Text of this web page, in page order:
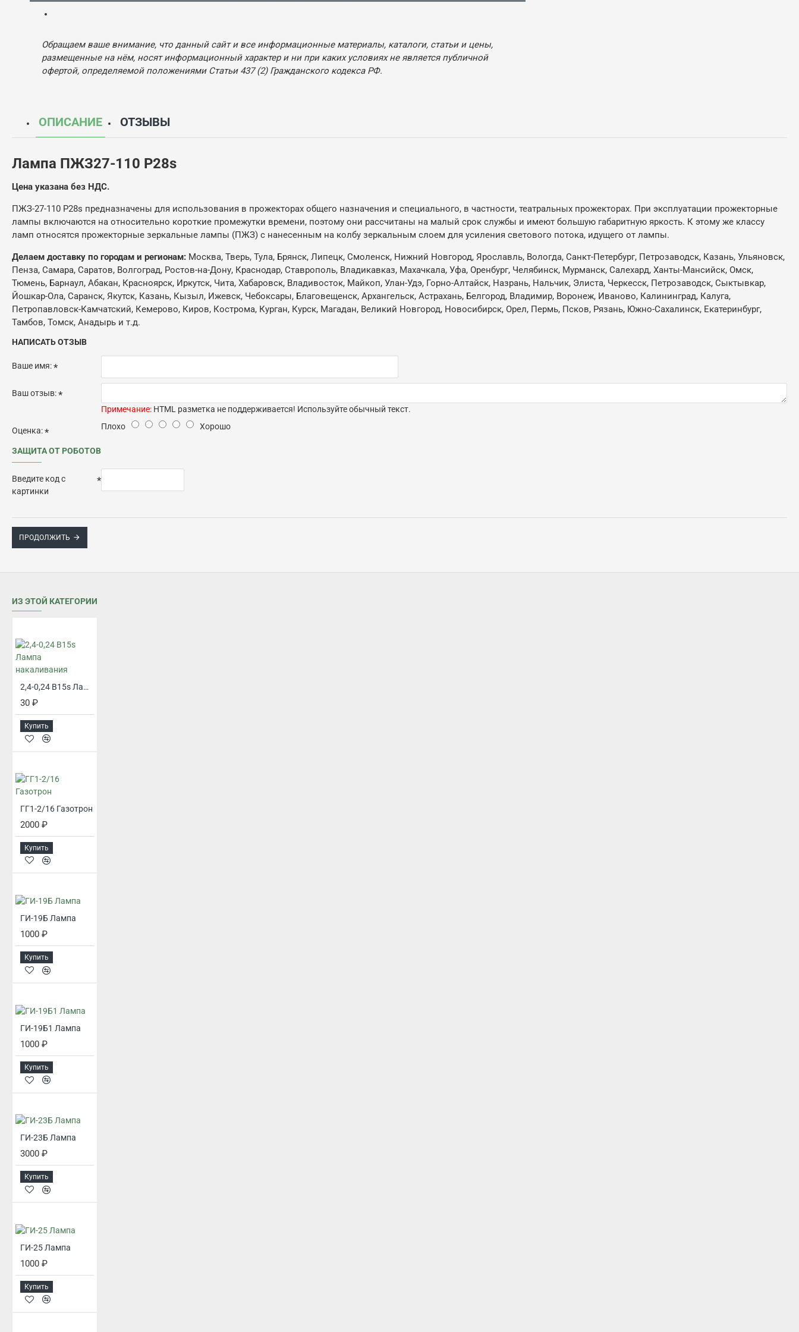
Обращаем ваше внимание, что данный сайт и все информационные материалы, каталоги, статьи и цены,
размещенные на нём, носят информационный характер и ни при каких условиях не является публичной
офертой, определяемой положениями Статьи 437 (2) Гражданского кодекса РФ.
ОПИСАНИЕ ОТЗЫВЫ
Лампа ПЖЗ27-110 P28s
Цена указана без НДС.
ПЖЗ-27-110 P28s предназначены для использования в прожекторах общего назначения и специального, в частности, театральных прожекторах. При эксплуатации прожекторные
лампы включаются на относительно короткие промежутки времени, поэтому они рассчитаны на малый срок службы и имеют большую габаритную яркость. К этому же классу
ламп относятся прожекторные зеркальные лампы (ПЖЗ) с нанесенным на колбу зеркальным слоем для усиления светового потока, идущего от лампы.
Делаем доставку по городам и регионам: Москва, Тверь, Тула, Брянск, Липецк, Смоленск, Нижний Новгород, Ярославль, Вологда, Санкт-Петербург, Петрозаводск, Казань, Ульяновск,
Пенза, Самара, Саратов, Волгоград, Ростов-на-Дону, Краснодар, Ставрополь, Владикавказ, Махачкала, Уфа, Оренбург, Челябинск, Мурманск, Салехард, Ханты-Мансийск, Омск,
Тюмень, Барнаул, Абакан, Красноярск, Иркутск, Чита, Хабаровск, Владивосток, Майкоп, Улан-Удэ, Горно-Алтайск, Назрань, Нальчик, Элиста, Черкесск, Петрозаводск, Сыктывкар,
Йошкар-Ола, Саранск, Якутск, Казань, Кызыл, Ижевск, Чебоксары, Благовещенск, Архангельск, Астрахань, Белгород, Владимир, Воронеж, Иваново, Калининград, Калуга,
Петропавловск-Камчатский, Кемерово, Киров, Кострома, Курган, Курск, Магадан, Великий Новгород, Новосибирск, Орел, Пермь, Псков, Рязань, Южно-Сахалинск, Екатеринбург,
Тамбов, Томск, Анадырь и т.д.
НАПИСАТЬ ОТЗЫВ
Ваше имя:
Ваш отзыв:
Примечание: HTML разметка не поддерживается! Используйте обычный текст.
Оценка: Плохо Хорошо
ЗАЩИТА ОТ РОБОТОВ
Введите код с
картинки
ПРОДОЛЖИТЬ
ИЗ ЭТОЙ КАТЕГОРИИ
2,4-0,24 B15s Лампа накаливания
30 ₽
Купить
ГГ1-2/16 Газотрон
2000 ₽
Купить
ГИ-19Б Лампа
1000 ₽
Купить
ГИ-19Б1 Лампа
1000 ₽
Купить
ГИ-23Б Лампа
3000 ₽
Купить
ГИ-25 Лампа
1000 ₽
Купить